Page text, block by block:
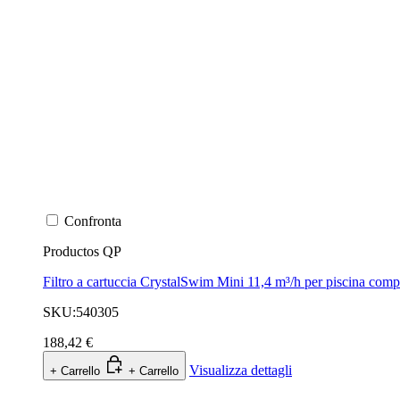
Confronta
Productos QP
Filtro a cartuccia CrystalSwim Mini 11,4 m³/h per piscina
SKU:540305
188,42 €
+ Carrello + Carrello Visualizza dettagli